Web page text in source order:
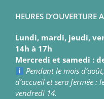
HEURES
Lundi, mardi, jeudi,
14h à 17h
Mercredi et samedi :
Pendant le mois
d’accueil et sera fermée :
vendredi 14.